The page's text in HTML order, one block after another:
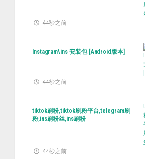
44秒之前
Instagram\ins 安装包 [Android版本]
44秒之前
tiktok刷粉,tiktok刷粉平台,telegram刷
粉,ins刷粉丝,ins刷粉
44秒之前